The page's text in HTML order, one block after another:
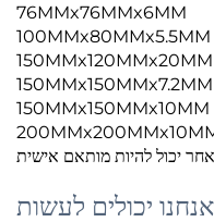
76MMx76MMx6MM
100MMx80MMx5.5MM
150MMx120MMx20MM
150MMx150MMx7.2MM
150MMx150MMx10MM
אחר יכול להיות מותאם אישית
יכולים לעשות